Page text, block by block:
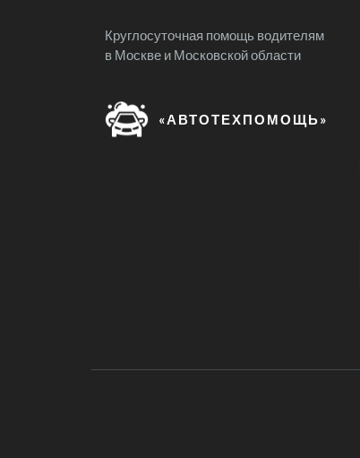
Круглосуточная помощь водителям
в Москве и Московской области
«АВТОТЕХПОМОЩЬ»